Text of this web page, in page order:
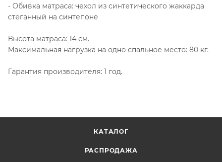
- Обивка матраса: чехол из синтетического жаккарда
стеганный на синтепоне
Высота матраса: 14 см.
Максимальная нагрузка на одно спальное место: 80 кг.
Гарантия производителя: 1 год.
КАТАЛОГ
РАСПРОДАЖА